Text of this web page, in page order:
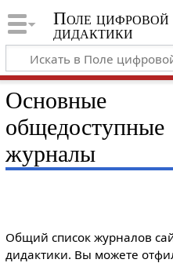
Поле цифровой
дидактики
Основные
общедоступные
журналы
Общий список журналов
дидактики. Вы можете